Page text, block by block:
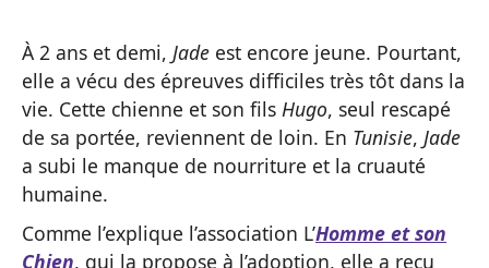
À 2 ans et demi, Jade est encore jeune. Pourtant,
elle a vécu des épreuves difficiles très tôt dans la
vie. Cette chienne et son fils Hugo, seul rescapé
de sa portée, reviennent de loin. En Tunisie, Jade
a subi le manque de nourriture et la cruauté
humaine.
Comme l’explique l’association L’Homme et son
Chien, qui la propose à l’adoption, elle a reçu